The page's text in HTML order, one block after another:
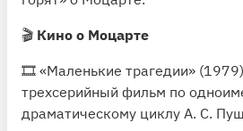
🎬 Кино о Моцарте
🎞 «Маленькие трагедии»
трехсерийный фильм по
драматическому циклу А. С.